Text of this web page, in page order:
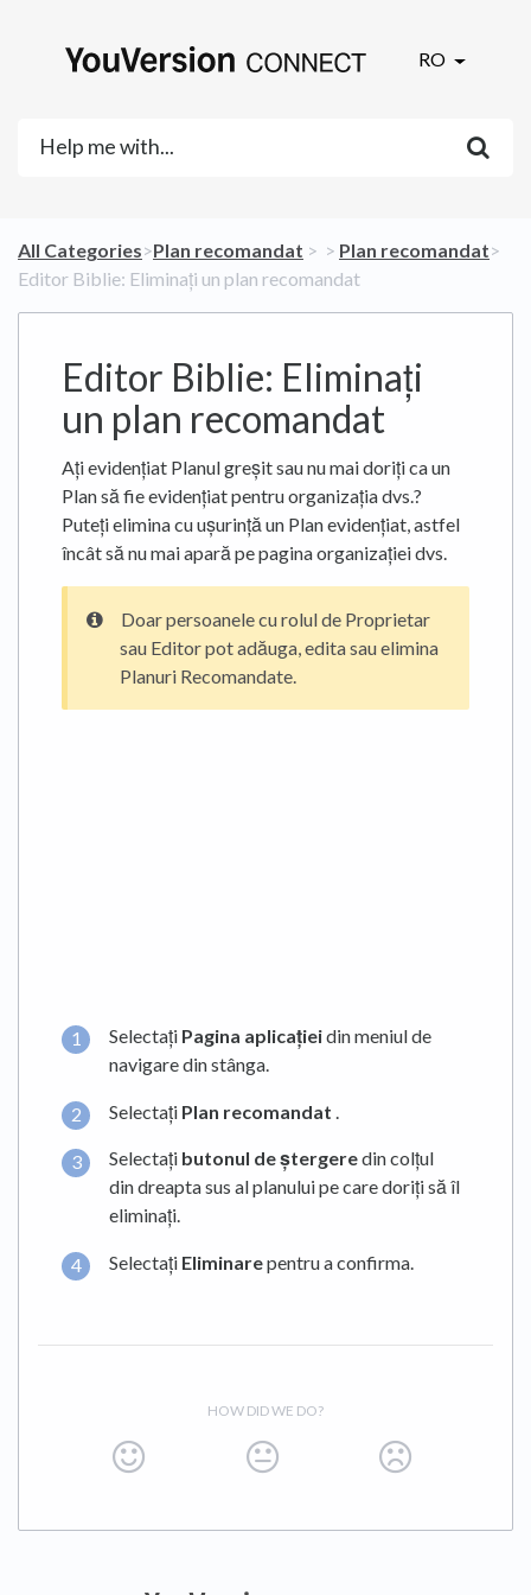
RO
All Categories​>​​Plan recomandat ​ > ​ ​ > ​ ​Plan recomandat​>​
Editor Biblie: Eliminați un plan recomandat
Editor Biblie: Eliminați
un plan recomandat
Ați evidențiat Planul greșit sau nu mai doriți ca un
Plan să fie evidențiat pentru organizația dvs.?
Puteți elimina cu ușurință un Plan evidențiat, astfel
încât să nu mai apară pe pagina organizației dvs.
Doar persoanele cu rolul de Proprietar
sau Editor pot adăuga, edita sau elimina
Planuri Recomandate.
Selectați Pagina aplicațieidin meniul de
navigare din stânga.
Selectați Plan recomandat .
Selectați butonul de ștergeredin colțul
din dreapta sus al planului pe care doriți să îl
eliminați.
Selectați Eliminarepentru a confirma.
HOW DID WE DO?